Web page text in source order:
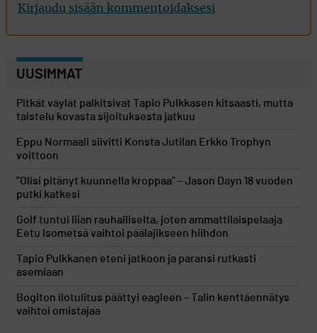
Kirjaudu sisään kommentoidaksesi
UUSIMMAT
Pitkät väylät palkitsivat Tapio Pulkkasen kitsaasti, mutta
taistelu kovasta sijoituksesta jatkuu
Eppu Normaali siivitti Konsta Jutilan Erkko Trophyn
voittoon
"Olisi pitänyt kuunnella kroppaa" – Jason Dayn 18 vuoden
putki katkesi
Golf tuntui liian rauhalliselta, joten ammattilaispelaaja
Eetu Isometsä vaihtoi päälajikseen hiihdon
Tapio Pulkkanen eteni jatkoon ja paransi rutkasti
asemiaan
Bogiton ilotulitus päättyi eagleen – Talin kenttäennätys
vaihtoi omistajaa